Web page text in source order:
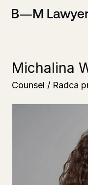
Michalina
Counsel / Radca